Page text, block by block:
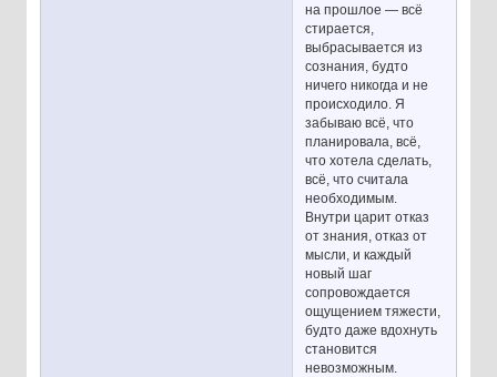
на прошлое — всё
стирается,
выбрасывается из
сознания, будто
ничего никогда и не
происходило. Я
забываю всё, что
планировала, всё,
что хотела сделать,
всё, что считала
необходимым.
Внутри царит отказ
от знания, отказ от
мысли, и каждый
новый шаг
сопровождается
ощущением тяжести,
будто даже вдохнуть
становится
невозможным.